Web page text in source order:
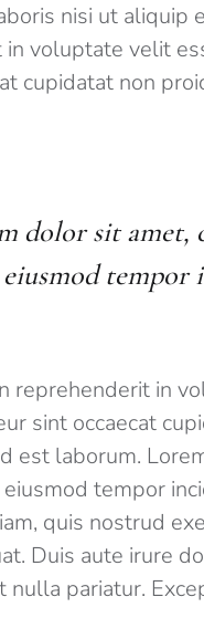
nisi ut aliquip
voluptate velit
cupidatat non
dolor sit amet,
reprehenderit in
sint occaecat
est laborum.
tempor
quis nostrud
Duis aute irure
pariatur.